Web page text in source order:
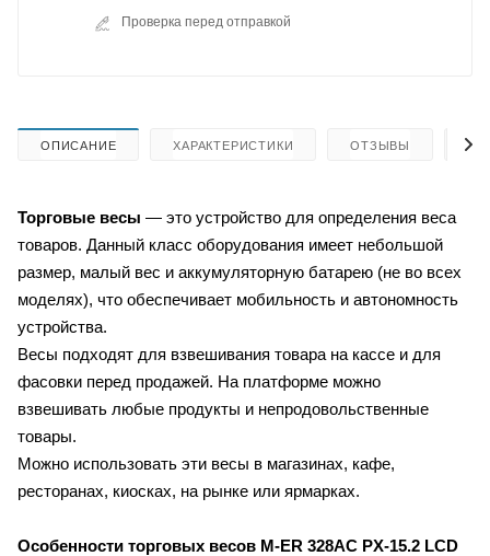
Проверка перед отправкой
ОПИСАНИЕ ХАРАКТЕРИСТИКИ ОТЗЫВЫ
Торговые весы — это устройство для определения веса
товаров. Данный класс оборудования имеет небольшой
размер, малый вес и аккумуляторную батарею (не во всех
моделях), что обеспечивает мобильность и автономность
устройства.
Весы подходят для взвешивания товара на кассе и для
фасовки перед продажей. На платформе можно
взвешивать любые продукты и непродовольственные
товары.
Можно использовать эти весы в магазинах, кафе,
ресторанах, киосках, на рынке или ярмарках.
Особенности торговых весов M-ER 328AC PX-15.2 LCD